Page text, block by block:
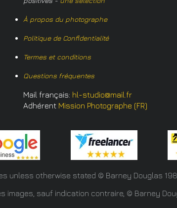
À propos du photographe
Politique de Confidentialité
Termes et conditions
Questions fréquentes
Mail français: hl-studio@mail.fr
Adhérent Mission Photographe (FR)
unless otherwise stated © Barney Douglas
images, sauf indication contraire, © Barney